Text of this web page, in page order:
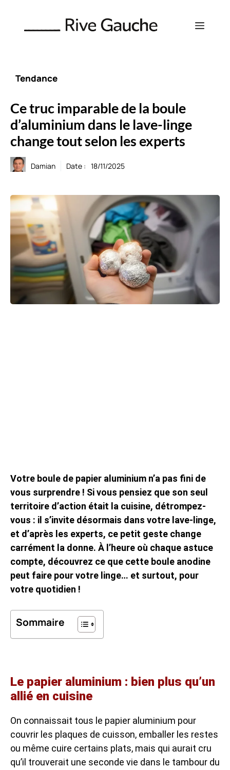
contenu
Menu
Tendance
Ce truc imparable de la boule
d’aluminium dans le lave-linge
change tout selon les experts
Damian Date : 18/11/2025
Votre boule de papier aluminium n’a pas fini de
vous surprendre ! Si vous pensiez que son seul
territoire d’action était la cuisine, détrompez-
vous : il s’invite désormais dans votre lave-linge,
et d’après les experts, ce petit geste change
carrément la donne. À l’heure où chaque astuce
compte, découvrez ce que cette boule anodine
peut faire pour votre linge… et surtout, pour
votre quotidien !
Sommaire
Le papier aluminium : bien plus qu’un
allié en cuisine
On connaissait tous le papier aluminium pour
couvrir les plaques de cuisson, emballer les restes
ou même cuire certains plats, mais qui aurait cru
qu’il trouverait une seconde vie dans le tambour du